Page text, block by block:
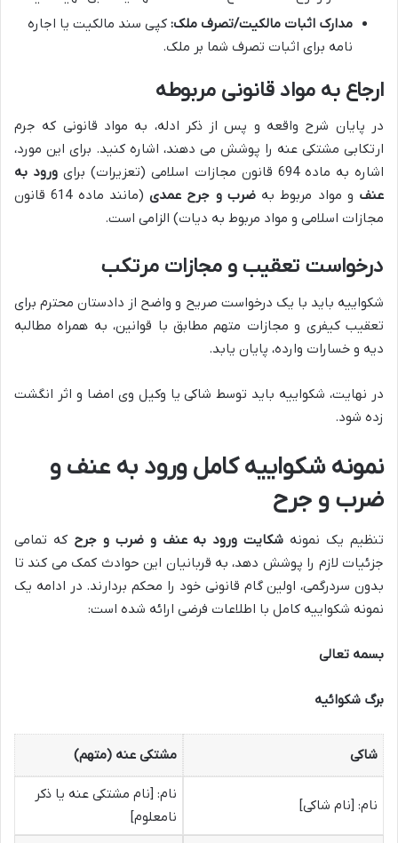
مدارک اثبات مالکیت/تصرف ملک: کپی سند مالکیت یا اجاره
نامه برای اثبات تصرف شما بر ملک.
ارجاع به مواد قانونی مربوطه
در پایان شرح واقعه و پس از ذکر ادله، به مواد قانونی که جرم
ارتکابی مشتکی عنه را پوشش می دهند، اشاره کنید. برای این مورد،
اشاره به ماده 694 قانون مجازات اسلامی (تعزیرات) برای
ورود به
عنف و مواد مربوط بهضرب و جرح عمدی
(مانند ماده 614 قانون
مجازات اسلامی و مواد مربوط به دیات) الزامی است.
درخواست تعقیب و مجازات مرتکب
شکواییه باید با یک درخواست صریح و واضح از دادستان محترم برای
تعقیب کیفری و مجازات متهم مطابق با قوانین، به همراه مطالبه
دیه و خسارات وارده، پایان یابد.
در نهایت، شکواییه باید توسط شاکی یا وکیل وی امضا و اثر انگشت
زده شود.
نمونه شکواییه کامل ورود به عنف و
ضرب و جرح
تنظیم یک نمونه شکایت ورود به عنف و ضرب و جرح که تمامی
جزئیات لازم را پوشش دهد، به قربانیان این حوادث کمک می کند تا
بدون سردرگمی، اولین گام قانونی خود را محکم بردارند. در ادامه یک
نمونه شکواییه کامل با اطلاعات فرضی ارائه شده است:
بسمه تعالی
برگ شکوائیه
شاکی مشتکی عنه (متهم)
نام: [نام شاکی]
نام: [نام مشتکی عنه یا ذکر
نامعلوم]